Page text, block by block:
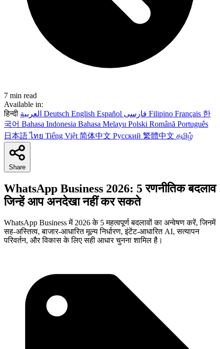
7 min read
Available in:
हिन्दी
Deutsch English Español Filipino Français 한
국어 Bahasa Indonesia Bahasa Melayu Polski Română Português
日本語ไทย Tiếng Việt 简体中文 Русский 繁體中文 தமிழ்
Share
WhatsApp Business 2026: 5 रणनीतिक बदलाव
जिन्हें आप अनदेखा नहीं कर सकते
WhatsApp Business में 2026 के 5 महत्वपूर्ण बदलावों का अन्वेषण करें, जिनमें
सह-अस्तित्व, बाजार-आधारित मूल्य निर्धारण, इंटेंट-आधारित AI, सत्यापन
परिवर्तन, और विकास के लिए सही आधार चुनना शामिल है।